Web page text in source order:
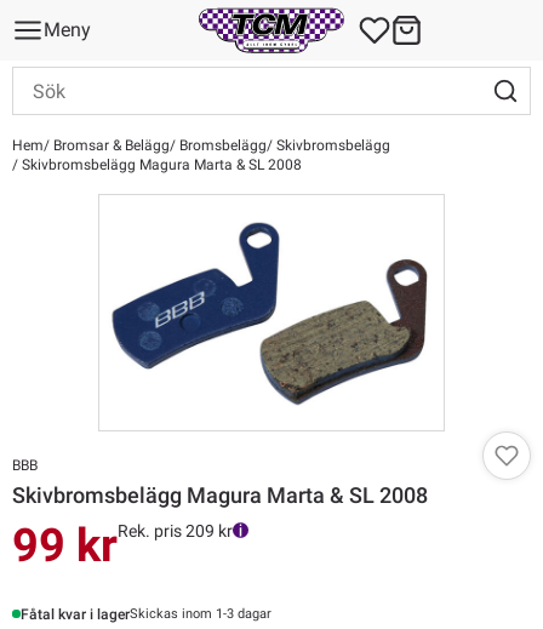
Meny
Hem Bromsar & Belägg Bromsbelägg
Skivbromsbelägg
Skivbromsbelägg Magura Marta & SL 2008
BBB
Skivbromsbelägg Magura Marta & SL 2008
99 krRek. pris 209 kr
Fåtal kvar i lagerSkickas inom 1-3 dagar